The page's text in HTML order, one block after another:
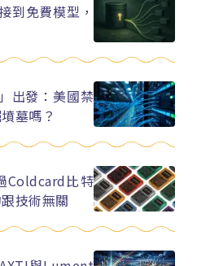
到免費模型，
出發：美國禁
墓嗎？
Coldcard比特
技術無關